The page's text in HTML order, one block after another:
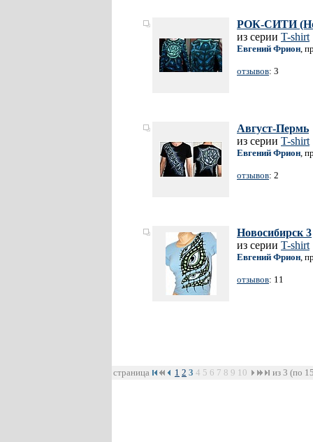
РОК-СИТИ
из серии T-shirt
Евгений Фрион,
отзывов: 3
Август-Пермь
из серии T-shirt
Евгений Фрион,
отзывов: 2
Новосибирск 3
из серии T-shirt
Евгений Фрион,
отзывов: 11
страница 1 2 3 4 5 6 7 8 9 10 из 3 (по